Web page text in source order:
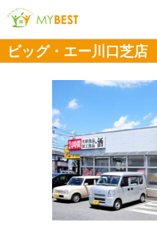
ビッグ・エー川口芝店